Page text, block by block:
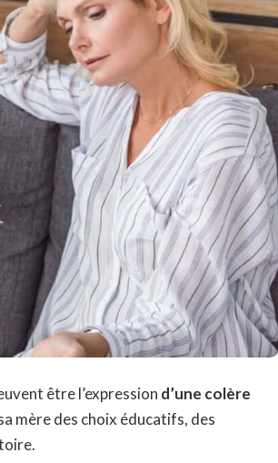
être l’expression d’une colère
mère des choix éducatifs, des